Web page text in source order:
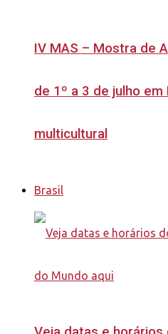
IV MAS – Mostra de
de 1º a 3 de julho
multicultural
Brasil